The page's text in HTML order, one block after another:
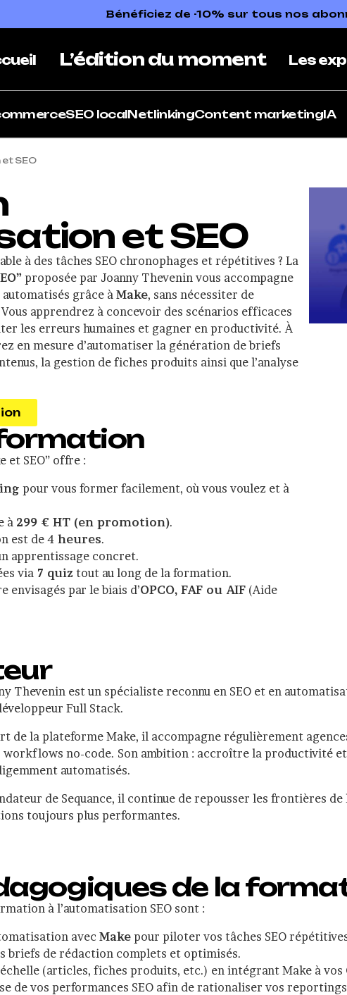
Bénéficiez de -10% sur tous nos
L’édition du moment Les
SEO localNetlinkingContent marketingIA
SEO
et SEO
à des tâches SEO chronophages et répétitives ? La
proposée par Joanny Thevenin vous accompagne
automatisés grâce à Make, sans nécessiter de
apprendrez à concevoir des scénarios efficaces
les erreurs humaines et gagner en productivité. À
en mesure d’automatiser la génération de briefs
la gestion de fiches produits ainsi que l’analyse
et SEO” offre :
pour vous former facilement, où vous voulez et à
à 299 € HT (en promotion).
est de 4 heures.
apprentissage concret.
via 7 quiz tout au long de la formation.
envisagés par le biais d’OPCO, FAF ou AIF (Aide
Thevenin est un spécialiste reconnu en SEO et en
Full Stack.
de la plateforme Make, il accompagne régulièrement
workflows no-code. Son ambition : accroître la productivité
automatisés.
de Sequance, il continue de repousser les frontières
toujours plus performantes.
de la
à l’automatisation SEO sont :
avec Make pour piloter vos tâches SEO
briefs de rédaction complets et optimisés.
(articles, fiches produits, etc.) en intégrant Make à vos
de vos performances SEO afin de rationaliser vos